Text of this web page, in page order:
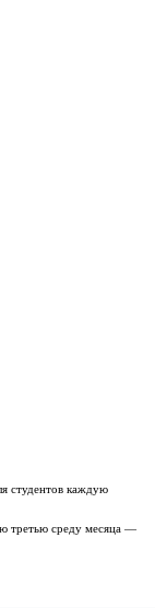
студентов каждую
третью среду месяца —